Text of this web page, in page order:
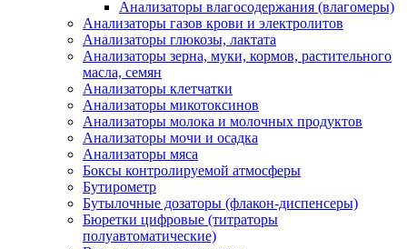
Анализаторы влагосодержания (влагомеры)
Анализаторы газов крови и электролитов
Анализаторы глюкозы, лактата
Анализаторы зерна, муки, кормов, растительного
масла, семян
Анализаторы клетчатки
Анализаторы микотоксинов
Анализаторы молока и молочных продуктов
Анализаторы мочи и осадка
Анализаторы мяса
Боксы контролируемой атмосферы
Бутирометр
Бутылочные дозаторы (флакон-диспенсеры)
Бюретки цифровые (титраторы
полуавтоматические)